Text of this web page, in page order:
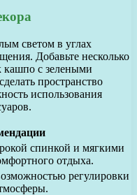
светом в углах
Добавьте несколько
кашпо с зелеными
пространство
использования
спинкой и мягкими
отдыха.
регулировки